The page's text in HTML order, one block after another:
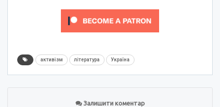
активізм література Україна
Залишити коментар